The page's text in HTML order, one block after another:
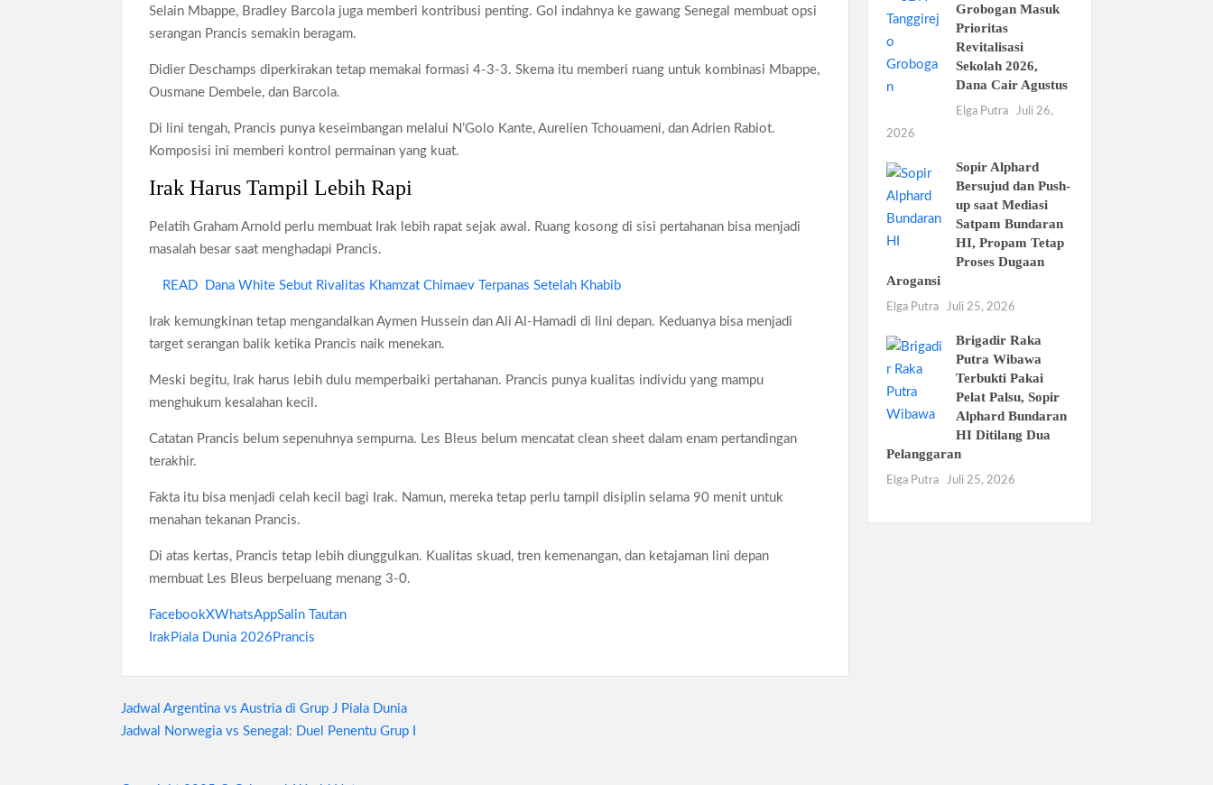
Selain Mbappe, Bradley Barcola juga memberi kontribusi penting. Gol indahnya ke gawang Senegal membuat opsi
serangan Prancis semakin beragam.
Didier Deschamps diperkirakan tetap memakai formasi 4-3-3. Skema itu memberi ruang untuk kombinasi Mbappe,
Ousmane Dembele, dan Barcola.
Di lini tengah, Prancis punya keseimbangan melalui N’Golo Kante, Aurelien Tchouameni, dan Adrien Rabiot.
Komposisi ini memberi kontrol permainan yang kuat.
Irak Harus Tampil Lebih Rapi
Pelatih Graham Arnold perlu membuat Irak lebih rapat sejak awal. Ruang kosong di sisi pertahanan bisa menjadi
masalah besar saat menghadapi Prancis.
READ Dana White Sebut Rivalitas Khamzat Chimaev Terpanas Setelah Khabib
Irak kemungkinan tetap mengandalkan Aymen Hussein dan Ali Al-Hamadi di lini depan. Keduanya bisa menjadi
target serangan balik ketika Prancis naik menekan.
Meski begitu, Irak harus lebih dulu memperbaiki pertahanan. Prancis punya kualitas individu yang mampu
menghukum kesalahan kecil.
Catatan Prancis belum sepenuhnya sempurna. Les Bleus belum mencatat clean sheet dalam enam pertandingan
terakhir.
Fakta itu bisa menjadi celah kecil bagi Irak. Namun, mereka tetap perlu tampil disiplin selama 90 menit untuk
menahan tekanan Prancis.
Di atas kertas, Prancis tetap lebih diunggulkan. Kualitas skuad, tren kemenangan, dan ketajaman lini depan
membuat Les Bleus berpeluang menang 3-0.
FacebookXWhatsAppSalin Tautan
IrakPiala Dunia 2026 Prancis
Navigasi
pos
Jadwal Argentina vs Austria di Grup J Piala Dunia
Jadwal Norwegia vs Senegal: Duel Penentu Grup I
Grobogan Masuk
Prioritas
Revitalisasi
Sekolah 2026,
Dana Cair Agustus
Elga Putra
Juli 26,
2026
Sopir Alphard
Bersujud dan Push-
up saat Mediasi
Satpam Bundaran
HI, Propam Tetap
Proses Dugaan
Arogansi
Elga Putra Juli 25, 2026
Brigadir Raka
Putra Wibawa
Terbukti Pakai
Pelat Palsu, Sopir
Alphard Bundaran
HI Ditilang Dua
Pelanggaran
Elga Putra Juli 25, 2026